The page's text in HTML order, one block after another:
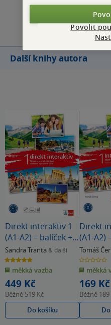
Další knihy autora
Direkt interaktiv 1
(A1-A2) – balíček +
žák. kód
Sandra Tranta & další
5.0
z
5
hvězdiček
měkká vazba
449 Kč
Běžně 519 Kč
Do košíku
Direkt
(A1-A2)
Tomáš
0.0
z
5
hvězdiček
měkká
169 Kč
Běžně 189
Povolit